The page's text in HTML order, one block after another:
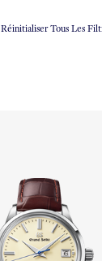
Réinitialiser Tous Les